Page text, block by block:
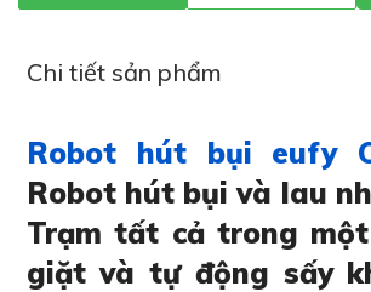
Chi tiết sản phẩm
Robot hút bụi eufy
Robot hút bụi và lau
Trạm tất cả trong
giặt và tự động sấy